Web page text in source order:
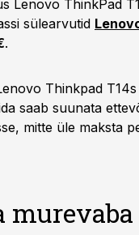
Lenovo ThinkPad
sülearvutid
.
Thinkpad
saab suunata
mitte üle maksta